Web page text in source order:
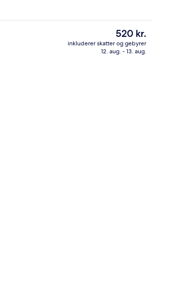
Standard-dobbeltværelse (Adult
Den
nuværende
pris
520 kr.
inkluderer skatter og gebyrer
12. aug. - 13. aug.